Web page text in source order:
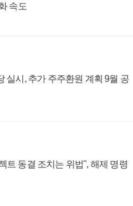
속도
실시, 추가 주주환원 계획 9월 공
트 동결 조치는 위법", 해제 명령